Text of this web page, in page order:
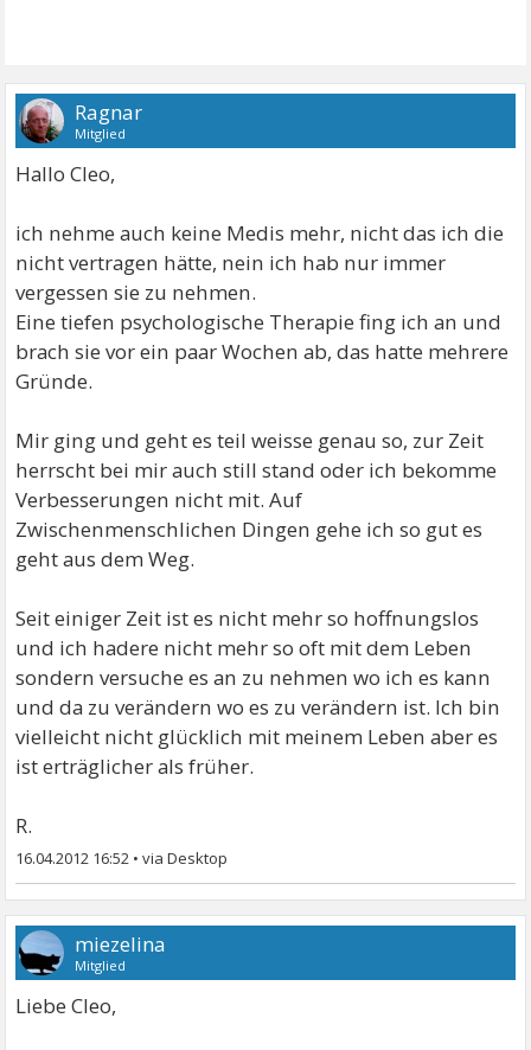
Ragnar
Mitglied
Hallo Cleo,
ich nehme auch keine Medis mehr, nicht das ich die
nicht vertragen hätte, nein ich hab nur immer
vergessen sie zu nehmen.
Eine tiefen psychologische Therapie fing ich an und
brach sie vor ein paar Wochen ab, das hatte mehrere
Gründe.
Mir ging und geht es teil weisse genau so, zur Zeit
herrscht bei mir auch still stand oder ich bekomme
Verbesserungen nicht mit. Auf
Zwischenmenschlichen Dingen gehe ich so gut es
geht aus dem Weg.
Seit einiger Zeit ist es nicht mehr so hoffnungslos
und ich hadere nicht mehr so oft mit dem Leben
sondern versuche es an zu nehmen wo ich es kann
und da zu verändern wo es zu verändern ist. Ich bin
vielleicht nicht glücklich mit meinem Leben aber es
ist erträglicher als früher.
R.
16.04.2012 16:52 •
miezelina
Mitglied
Liebe Cleo,